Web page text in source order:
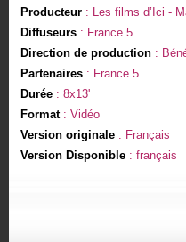
Producteur: Les films d’Ici -
Diffuseurs: France 5
Direction de production:
Partenaires: France 5
Durée: 8x13'
Format: Vidéo
Version originale: Français
Version Disponible: français